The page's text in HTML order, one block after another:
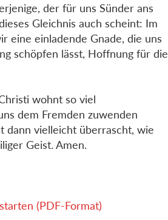
der für uns Sünder ans
Gleichnis auch scheint: Im
eine einladende Gnade, die uns
schöpfen lässt, Hoffnung für die
wohnt so viel
dem Fremden zuwenden
dann vielleicht überrascht, wie
Geist. Amen.
(PDF-Format)